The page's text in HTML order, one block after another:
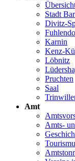
Stadt
Divitz-
Karnin
Kenz-
Löbnitz
Pruchten
Saal
Amt
Amts-